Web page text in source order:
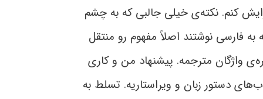
کنم. نکته‌ی خیلی جالبی که به چشم
فارسی نوشتند اصلاً مفهوم رو منتقل
واژگان مترجمه. پیشنهاد من و کاری
دستور زبان و ویراستاریه. تسلط به